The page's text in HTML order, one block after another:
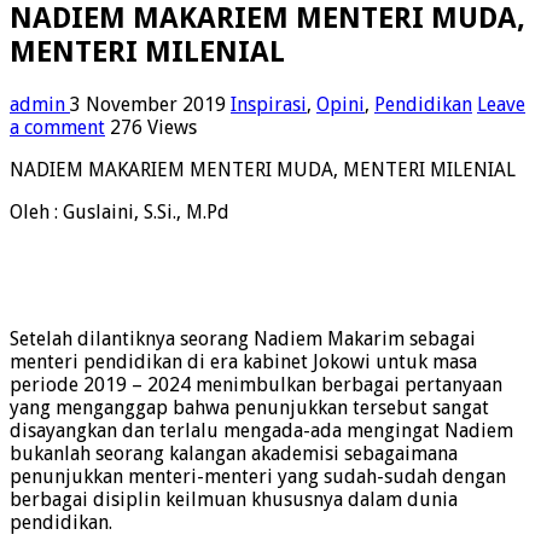
NADIEM MAKARIEM MENTERI MUDA,
MENTERI MILENIAL
admin 3 November 2019 Inspirasi, Opini, Pendidikan Leave
a comment 276 Views
NADIEM MAKARIEM MENTERI MUDA, MENTERI MILENIAL
Oleh : Guslaini, S.Si., M.Pd
Setelah dilantiknya seorang Nadiem Makarim sebagai
menteri pendidikan di era kabinet Jokowi untuk masa
periode 2019 – 2024 menimbulkan berbagai pertanyaan
yang menganggap bahwa penunjukkan tersebut sangat
disayangkan dan terlalu mengada-ada mengingat Nadiem
bukanlah seorang kalangan akademisi sebagaimana
penunjukkan menteri-menteri yang sudah-sudah dengan
berbagai disiplin keilmuan khususnya dalam dunia
pendidikan.